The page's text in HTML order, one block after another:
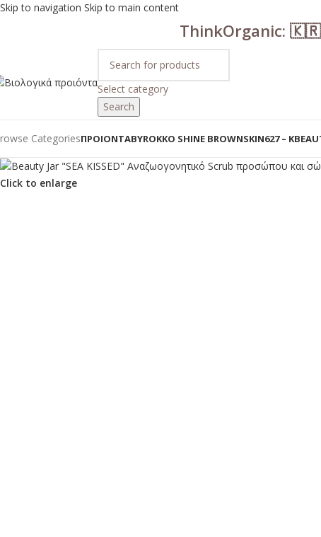
Skip to navigation Skip to main content
ThinkOrganic: 🇰🇷
Select category
Search
CategoriesΠΡΟΙΟΝΤΑBYROKKO SHINE BROWNSKIN627 –
Click to enlarge